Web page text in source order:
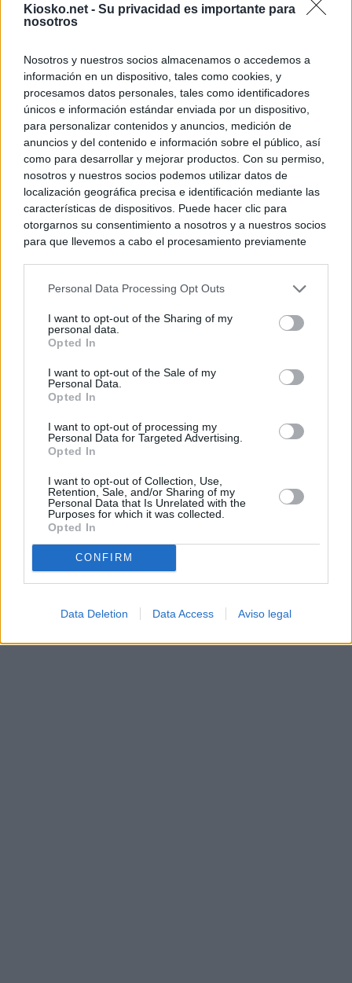
Kiosko.net - Su privacidad es importante para
nosotros
Nosotros y nuestros socios almacenamos o accedemos a
información en un dispositivo, tales como cookies, y
procesamos datos personales, tales como identificadores
únicos e información estándar enviada por un dispositivo,
para personalizar contenidos y anuncios, medición de
anuncios y del contenido e información sobre el público, así
como para desarrollar y mejorar productos. Con su permiso,
nosotros y nuestros socios podemos utilizar datos de
localización geográfica precisa e identificación mediante las
características de dispositivos. Puede hacer clic para
otorgarnos su consentimiento a nosotros y a nuestros socios
para que llevemos a cabo el procesamiento previamente
negar su consentimiento. Tenga en cuenta que algún
de su consentimiento, pero usted tiene el derecho de
rechazar tal procesamiento. Sus preferencias se aplicarán
cualquier momento entrando de nuevo en este sitio web o
visitando nuestra política de privacidad.
Personal Data Processing Opt Outs
I want to opt-out of the Sharing of my
personal data.
Opted In
I want to opt-out of the Sale of my
Personal Data.
Opted In
I want to opt-out of processing my
Personal Data for Targeted Advertising.
Opted In
I want to opt-out of Collection, Use,
Retention, Sale, and/or Sharing of my
Personal Data that Is Unrelated with the
Purposes for which it was collected.
Opted In
CONFIRM
Data Deletion Data Access Aviso legal